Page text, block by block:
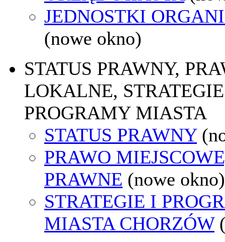
JEDNOSTKI
(nowe okno)
STATUS PRAWNY,
LOKALNE,
PROGRAMY MIASTA
STATUS PRAWNY
PRAWO
PRAWNE (nowe okno)
STRATEGIE I
MIASTA CHORZÓW